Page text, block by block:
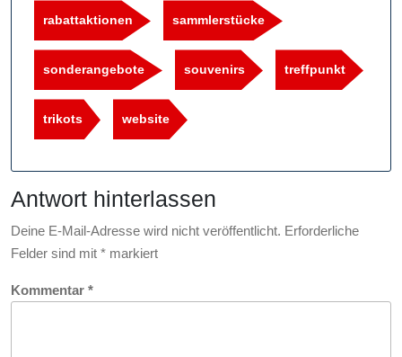
rabattaktionen sammlerstücke
sonderangebote souvenirs treffpunkt
trikots website
Antwort hinterlassen
Deine E-Mail-Adresse wird nicht veröffentlicht. Erforderliche
Felder sind mit * markiert
Kommentar *